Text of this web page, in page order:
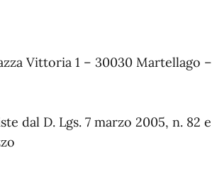
Vittoria 1 – 30030 Martellago –
dal D. Lgs. 7 marzo 2005, n. 82 e